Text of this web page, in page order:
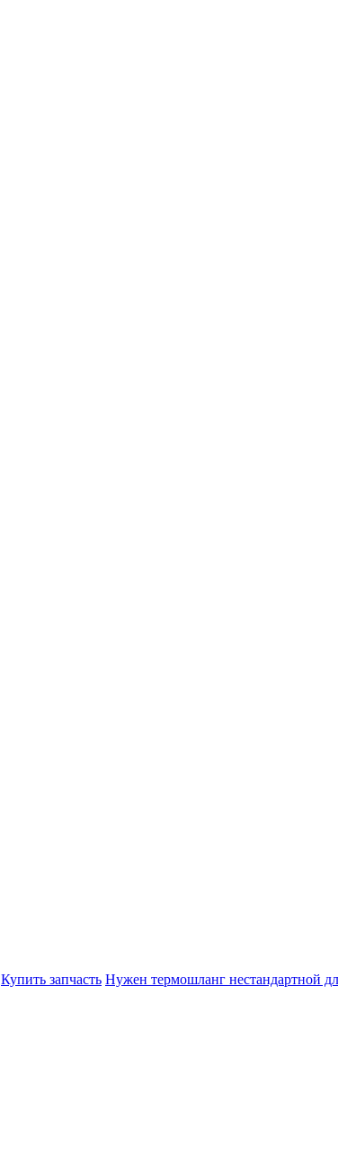
Купить запчасть Нужен термошланг нестандартной